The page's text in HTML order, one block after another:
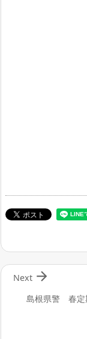
島根県警 春

Next